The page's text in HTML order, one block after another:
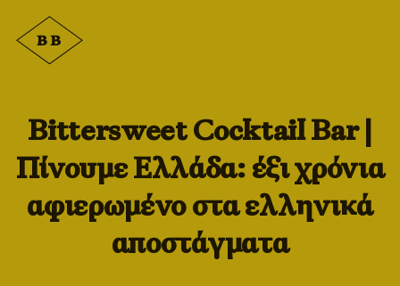
Bittersweet Cocktail Bar |
Πίνουμε Ελλάδα: έξι χρόνια
αφιερωμένο στα ελληνικά
αποστάγματα